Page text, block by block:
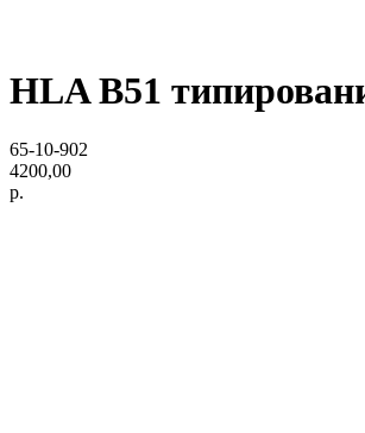
HLA B51
65-10-902
4200,00
р.